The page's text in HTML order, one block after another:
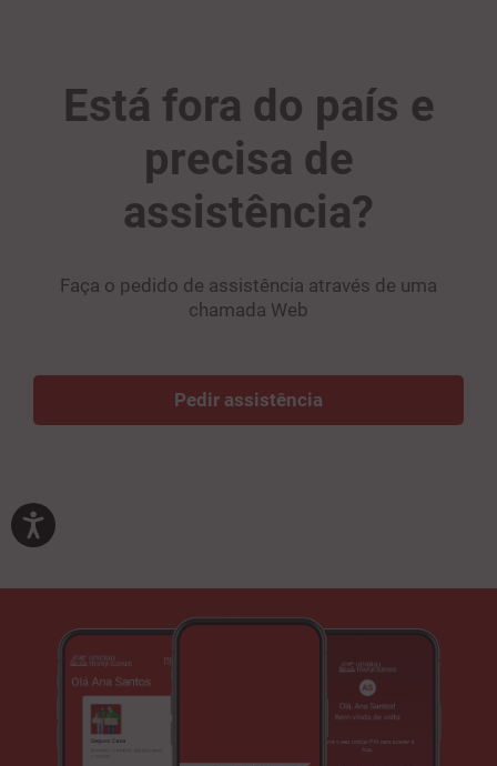
Está fora do país e
precisa de
assistência?
Faça o pedido de assistência através de uma
chamada Web
Pedir assistência